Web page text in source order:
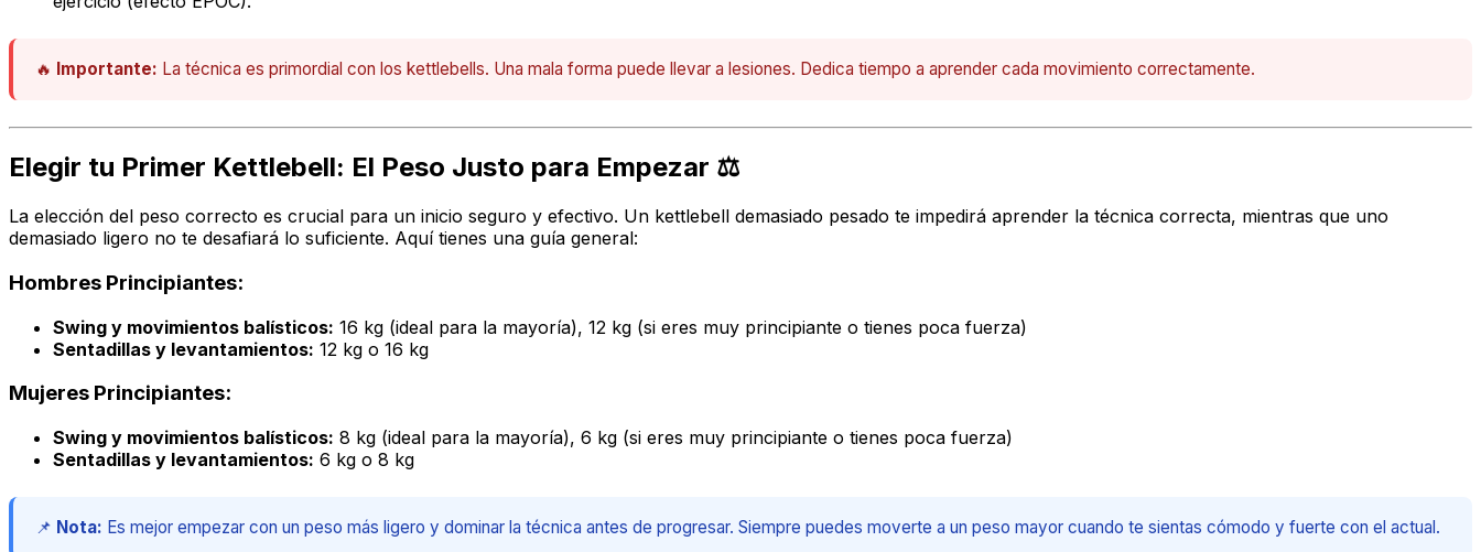
🔥 Importante: La técnica es primordial con los kettlebells. Una mala forma puede llevar a lesiones. Dedica tiempo a aprender cada movimiento correctamente.
Elegir tu Primer Kettlebell: El Peso Justo para Empezar ⚖️
La elección del peso correcto es crucial para un inicio seguro y efectivo. Un kettlebell demasiado pesado te impedirá aprender la técnica correcta, mientras que uno
demasiado ligero no te desafiará lo suficiente. Aquí tienes una guía general:
Hombres Principiantes:
Swing y movimientos balísticos: 16 kg (ideal para la mayoría), 12 kg (si eres muy principiante o tienes poca fuerza)
Sentadillas y levantamientos: 12 kg o 16 kg
Mujeres Principiantes:
Swing y movimientos balísticos: 8 kg (ideal para la mayoría), 6 kg (si eres muy principiante o tienes poca fuerza)
Sentadillas y levantamientos: 6 kg o 8 kg
📌 Nota: Es mejor empezar con un peso más ligero y dominar la técnica antes de progresar. Siempre puedes moverte a un peso mayor cuando te sientas cómodo y fuerte con el actual.